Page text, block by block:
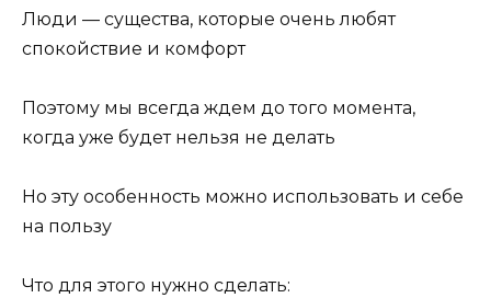
Люди — существа, которые очень любят
спокойствие и комфорт
Поэтому мы всегда ждем до того момента,
когда уже будет нельзя не делать
Но эту особенность можно использовать и себе
на пользу
Что для этого нужно сделать: